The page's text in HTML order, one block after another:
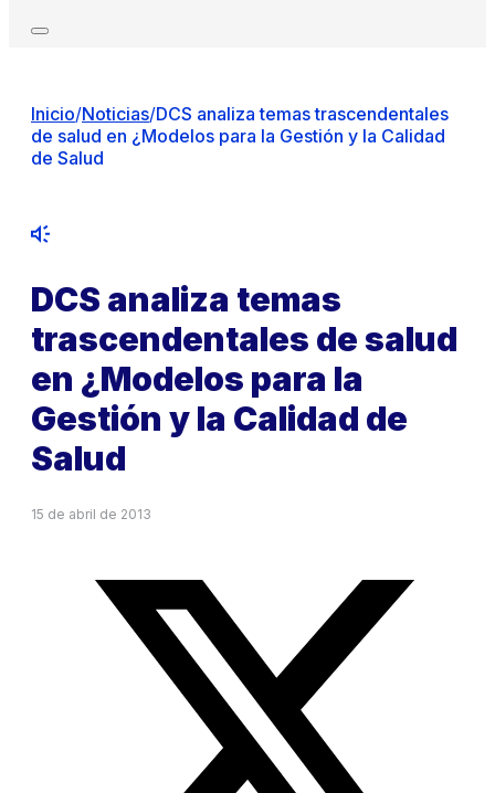
Inicio/Noticias/DCS analiza temas trascendentales
de salud en ¿Modelos para la Gestión y la Calidad
de Salud
DCS analiza temas
trascendentales de salud
en ¿Modelos para la
Gestión y la Calidad de
Salud
15 de abril de 2013